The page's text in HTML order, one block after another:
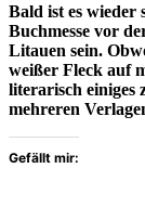
Bald ist es wieder
Buchmesse vor
Litauen sein.
weißer Fleck auf
literarisch einiges
mehreren
Gefällt mir: